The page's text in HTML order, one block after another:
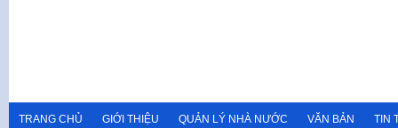
TRANG CHỦ GIỚI THIỆU QUẢN LÝ NHÀ NƯỚC VĂN BẢN TIN